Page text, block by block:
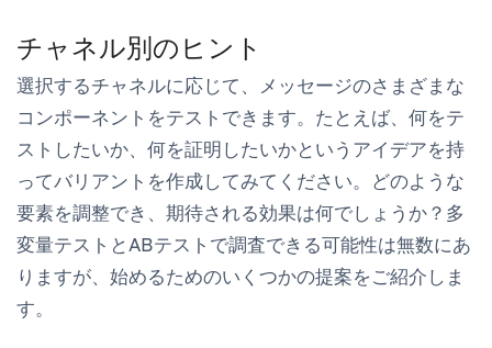
チャネル別のヒント
選択するチャネルに応じて、メッセージのさまざまな
コンポーネントをテストできます。たとえば、何をテ
ストしたいか、何を証明したいかというアイデアを持
ってバリアントを作成してみてください。どのような
要素を調整でき、期待される効果は何でしょうか？多
変量テストとABテストで調査できる可能性は無数にあ
りますが、始めるためのいくつかの提案をご紹介しま
す。